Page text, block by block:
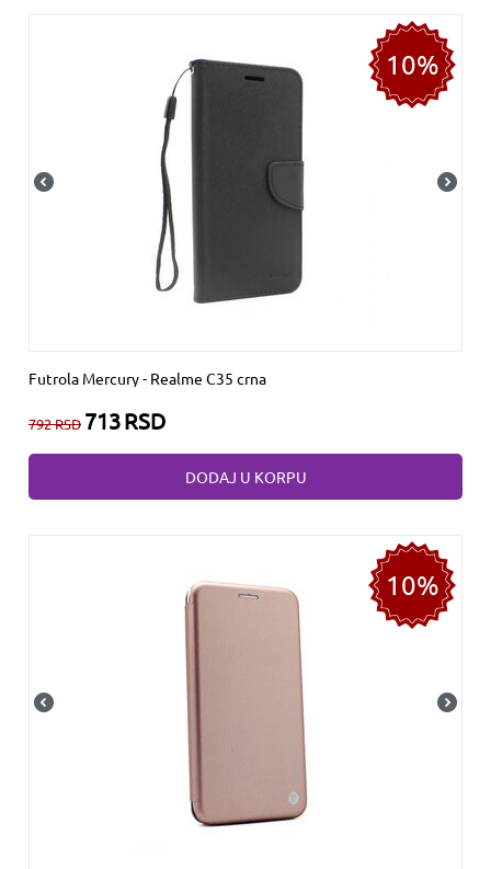
10%
Futrola Mercury - Realme C35 crna
792RSD 713RSD
DODAJ U KORPU
10%